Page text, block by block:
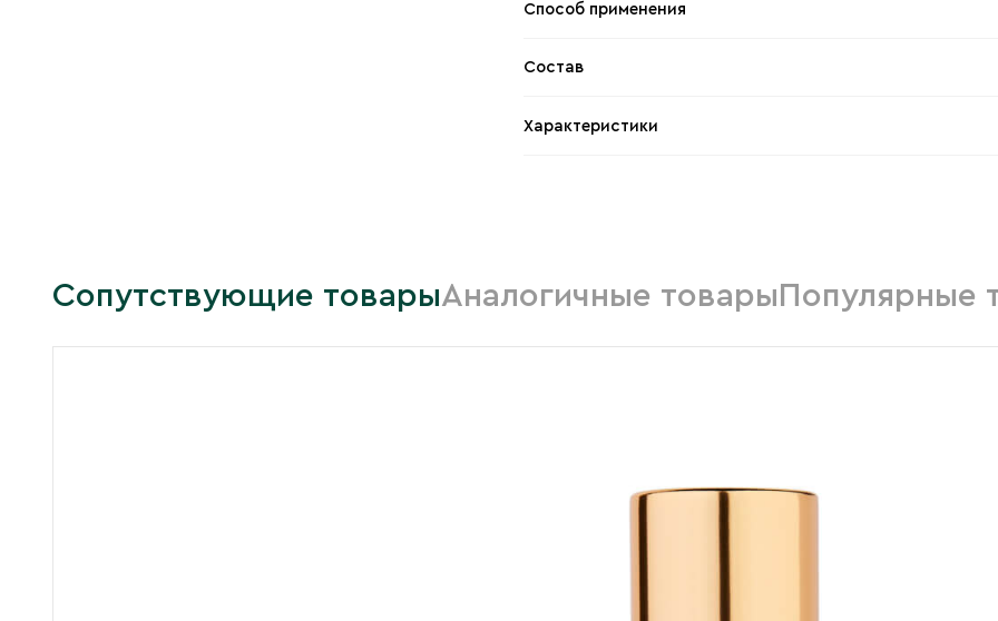
Способ применения
Состав
Характеристики
Сопутствующие товарыАналогичные товары Популярные